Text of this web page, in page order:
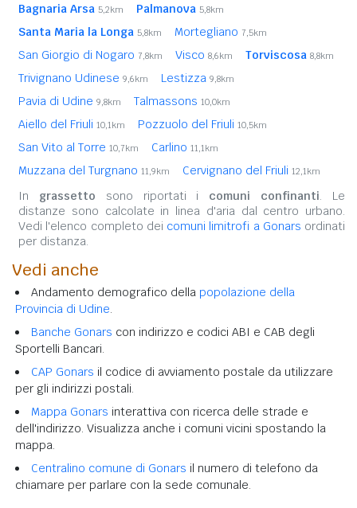
Bagnaria Arsa 5,2km Palmanova 5,8km
Santa Maria la Longa 5,8km Mortegliano 7,5km
San Giorgio di Nogaro 7,8km Visco 8,6km Torviscosa 8,8km
Trivignano Udinese 9,6km Lestizza 9,8km
Pavia di Udine 9,8km Talmassons 10,0km
Aiello del Friuli 10,1km Pozzuolo del Friuli 10,5km
San Vito al Torre 10,7km Carlino 11,1km
Muzzana del Turgnano 11,9km Cervignano del Friuli 12,1km
In grassetto sono riportati i comuni confinanti. Le
distanze sono calcolate in linea d'aria dal centro urbano.
Vedi l'elenco completo dei comuni limitrofi a Gonars ordinati
per distanza.
Vedi anche
Andamento demografico della popolazione della
Provincia di Udine.
Banche Gonars con indirizzo e codici ABI e CAB degli
Sportelli Bancari.
CAP Gonars il codice di avviamento postale da utilizzare
per gli indirizzi postali.
Mappa Gonars interattiva con ricerca delle strade e
dell'indirizzo. Visualizza anche i comuni vicini spostando la
mappa.
Centralino comune di Gonars il numero di telefono da
chiamare per parlare con la sede comunale.